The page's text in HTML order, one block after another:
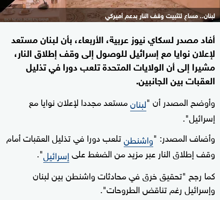
لبنان.. مساعٍ لتثبيت وقف النار بدعم أميركي
أفاد مصدر لسكاي نيوز عربية، الأربعاء، بأن لبنان مستعد
لإعلان نوايا مع إسرائيل للوصول إلى وقف إطلاق النار،
مشيرا إلى أن الولايات المتحدة تلعب دورا في تذليل
العقبات بين الجانبين.
وأوضح المصدر أن "لبنانمستعد مجددا لإعلان نوايا مع
إسرائيل".
وأضاف المصدر: "واشنطنتلعب دورا في تذليل العقبات أمام
وقف إطلاق النار عبر مزيد من الضغط علىإسرائيل".
كما رجح "تحقيق خرق في محادثات واشنطن بين لبنان
وإسرائيل رغم تناقض الطروحات".